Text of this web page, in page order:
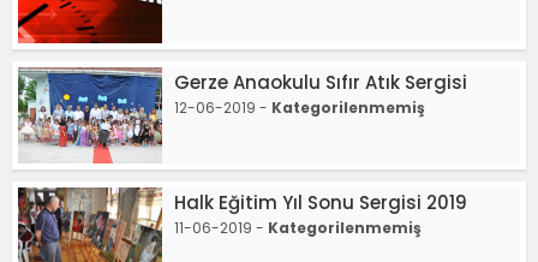
Gerze Anaokulu Sıfır Atık Sergisi
12-06-2019 - Kategorilenmemiş
Halk Eğitim Yıl Sonu Sergisi 2019
11-06-2019 - Kategorilenmemiş